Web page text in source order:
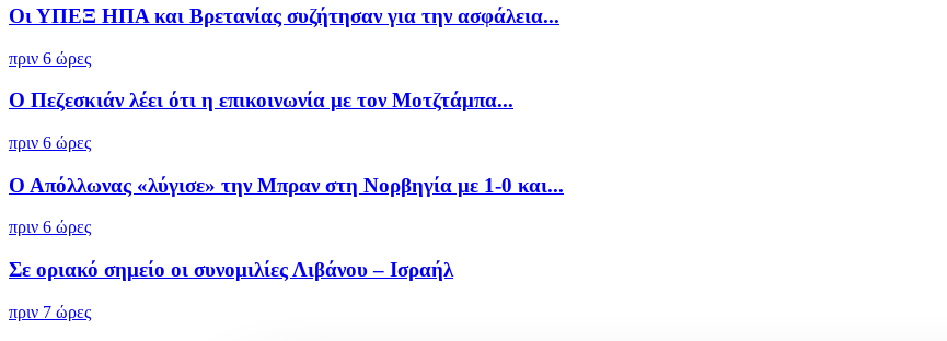
Οι ΥΠΕΞ ΗΠΑ και Βρετανίας συζήτησαν για την ασφάλεια...
πριν 6 ώρες
Ο Πεζεσκιάν λέει ότι η επικοινωνία με τον Μοτζτάμπα...
πριν 6 ώρες
Ο Απόλλωνας «λύγισε» την Μπραν στη Νορβηγία με 1-0 και...
πριν 6 ώρες
Σε οριακό σημείο οι συνομιλίες Λιβάνου – Ισραήλ
πριν 7 ώρες